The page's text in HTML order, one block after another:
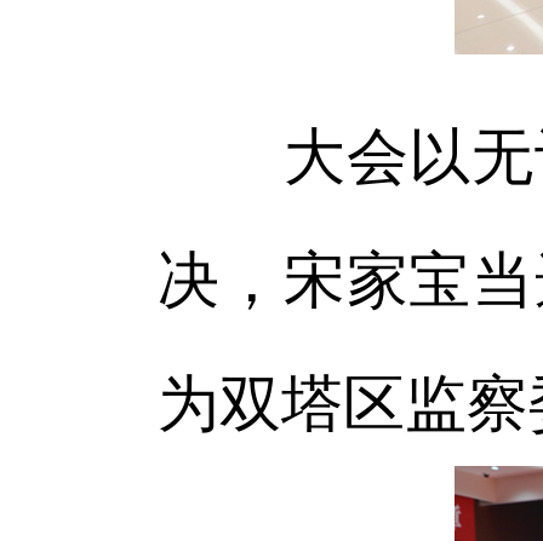
大会以无
决，宋家宝
为双塔区监